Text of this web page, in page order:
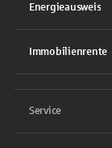
Energieausweis
Immobilienrente
Service